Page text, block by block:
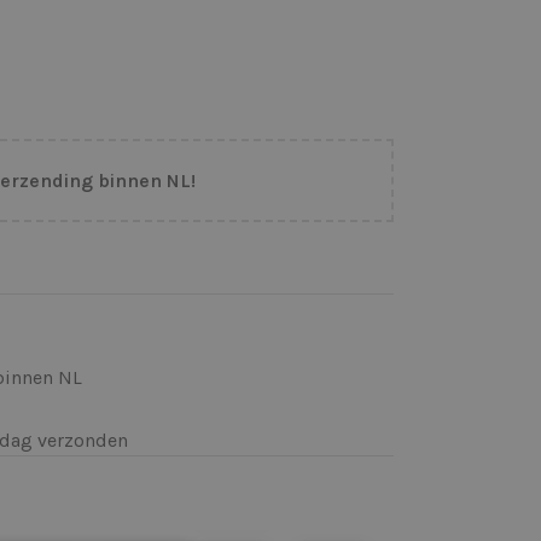
binnen NL!
NL
verzonden